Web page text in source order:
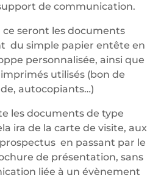
de communication.
seront les documents
du simple papier entête en
personnalisée, ainsi que
imprimés utilisés (bon de
autocopiants…)
les documents de type
ira de la carte de visite, aux
en passant par le
de présentation, sans
liée à un évènement